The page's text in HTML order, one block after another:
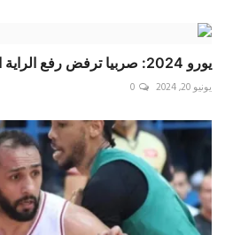
يورو 2024: صربيا ترفض رفع الراية البيضاء وتخطف التعادل ...
يونيو 20, 2024 0